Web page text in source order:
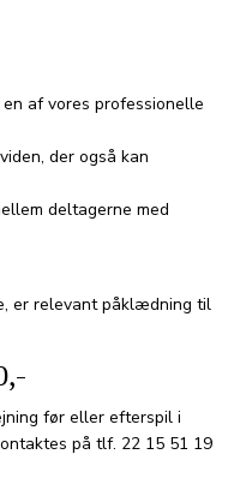
af vores professionelle
der også kan
deltagerne med
er relevant påklædning til
før eller efterspil i
på tlf. 22 15 51 19